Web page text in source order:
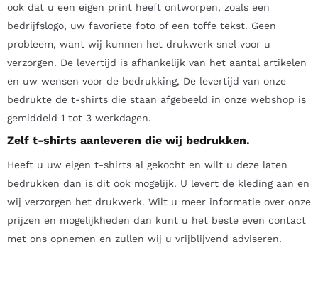
ook dat u een eigen print heeft ontworpen, zoals een
bedrijfslogo, uw favoriete foto of een toffe tekst. Geen
probleem, want wij kunnen het drukwerk snel voor u
verzorgen. De levertijd is afhankelijk van het aantal artikelen
en uw wensen voor de bedrukking, De levertijd van onze
bedrukte de t-shirts die staan afgebeeld in onze webshop is
gemiddeld 1 tot 3 werkdagen.
Zelf t-shirts aanleveren die wij bedrukken.
Heeft u uw eigen t-shirts al gekocht en wilt u deze laten
bedrukken dan is dit ook mogelijk. U levert de kleding aan en
wij verzorgen het drukwerk. Wilt u meer informatie over onze
prijzen en mogelijkheden dan kunt u het beste even contact
met ons opnemen en zullen wij u vrijblijvend adviseren.